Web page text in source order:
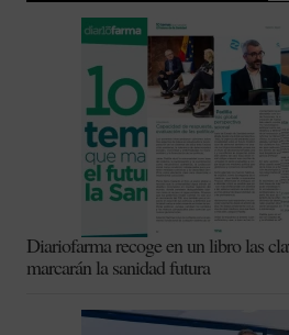
Diariofarma recoge en un libro las
marcarán la sanidad futura